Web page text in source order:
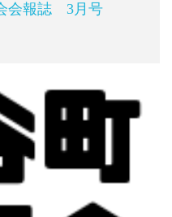
会報誌 3月号